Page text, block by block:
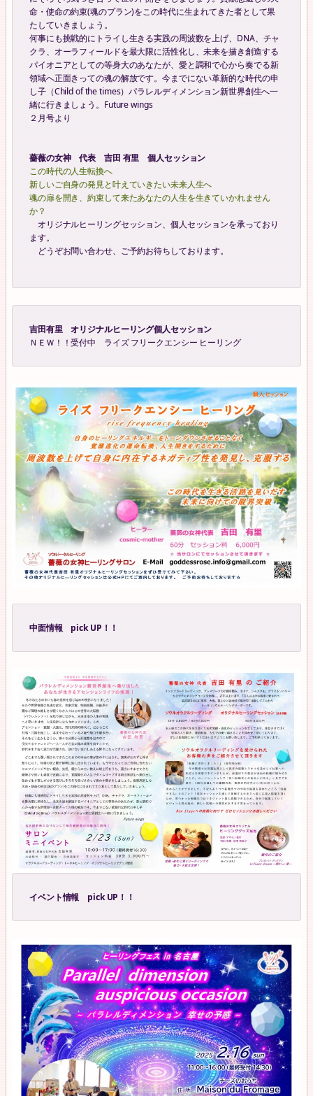
命・使命の約束(魂のプラン)をこの時代に生まれてきた者として果
たしていきましょう。
何事にも挑戦的にトライし生きる実践の周波数を上げ、DNA、チャ
クラ、オーラフィールドを最大限に活性化し、未来を描き創造する
パイオニアとしての等身大のあなたが、愛と調和で心から奏でる新
領域へ正面きっての魂の解放です。今までにない革新的な時代の申
し子（Child of the times）パラレルディメンション新世界創生へ一
緒に行きましょう。Future wings
２月号より
薔薇の女神 代表 吉田 有里 個人セッション
この時代の人生転換へ
新しいご自身の発見と叶えていきたい未来人生へ
魂の扉を開き、約束して来たあなたの人生を生きていかれません
か？
オリジナルヒーリングセッション、個人セッションを承っており
ます。
どうぞお問い合わせ、ご予約お待ちしております。
吉田有里 オリジナルヒーリング個人セッション
ＮＥＷ！！受付中 ライズ フリークエンシー ヒーリング
中面情報 pick UP！！
イベント情報 pick UP！！